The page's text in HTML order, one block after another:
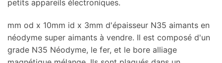
petits appareils électroniques.
mm od x 10mm id x 3mm d'épaisseur N35 aimants en
néodyme super aimants à vendre. Il est composé d'un
grade N35 Néodyme, le fer, et le bore alliage